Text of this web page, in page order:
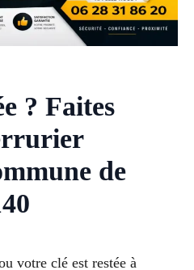
? Faites
de
votre clé est restée à